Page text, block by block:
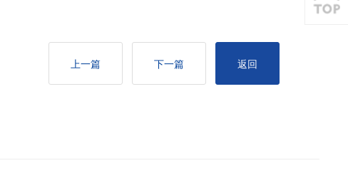
上一篇 下一篇 返回